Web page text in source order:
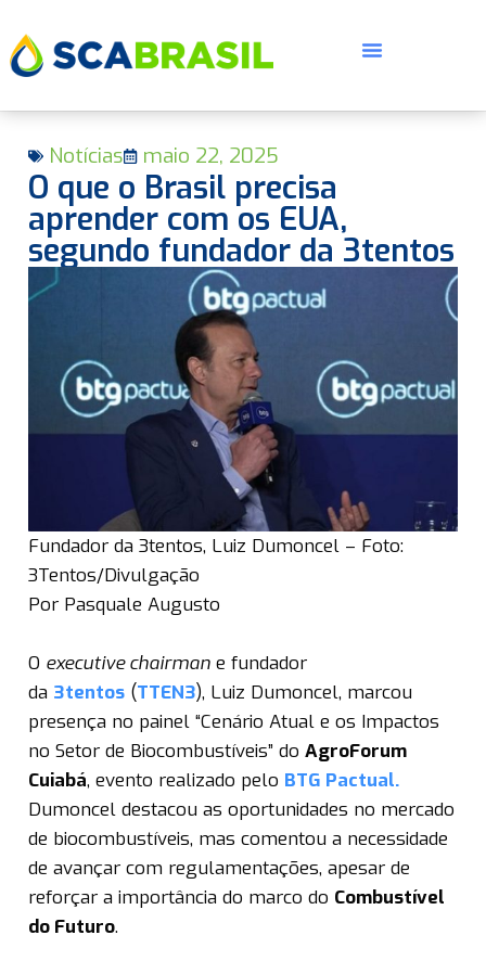
Notícias maio 22, 2025
O que o Brasil precisa
aprender com os EUA,
segundo fundador da 3tentos
Fundador da 3tentos, Luiz Dumoncel – Foto:
3Tentos/Divulgação
Por Pasquale Augusto
O executive chairman e fundador
da 3tentos (TTEN3), Luiz Dumoncel, marcou
presença no painel “Cenário Atual e os Impactos
no Setor de Biocombustíveis” do AgroForum
Cuiabá, evento realizado pelo BTG Pactual.
Dumoncel destacou as oportunidades no mercado
de biocombustíveis, mas comentou a necessidade
de avançar com regulamentações, apesar de
reforçar a importância do marco do Combustível
do Futuro.